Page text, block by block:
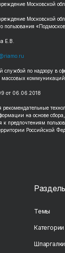
Московской
Московской
пользования
Е.В.
по надзору в
массовых коммуникаций
от 06.06.2018
на основе
предпочтениям
Российской
Темы
Категории
Шпаргалки